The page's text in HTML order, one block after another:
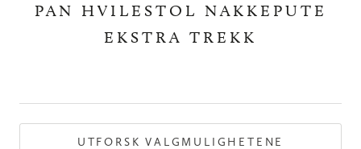
PAN HVILESTOL NAKKEPUTE
EKSTRA TREKK
UTFORSK VALGMULIGHETENE